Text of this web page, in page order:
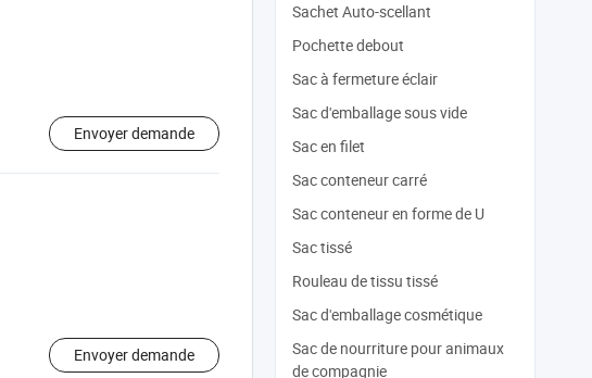
Envoyer demande
Envoyer demande
Sachet Auto-scellant
Pochette debout
Sac à fermeture éclair
Sac d'emballage sous vide
Sac en filet
Sac conteneur carré
Sac conteneur en forme de U
Sac tissé
Rouleau de tissu tissé
Sac d'emballage cosmétique
Sac de nourriture pour animaux
de compagnie